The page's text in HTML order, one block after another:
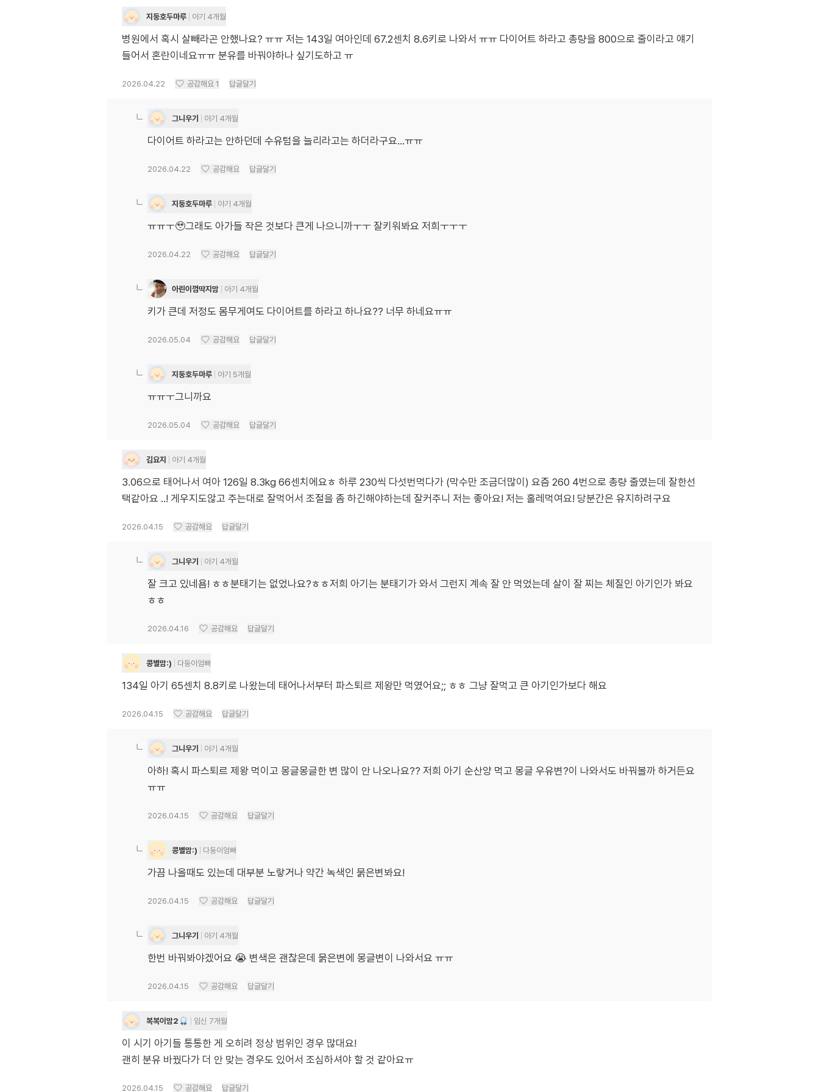
지둥호두마루 아기 4개월
병원에서 혹시 살빼라곤 안했나요? ㅠㅠ 저는 143일 여아인데 67.2센치 8.6키로 나와서 ㅠㅠ 다이어트 하라고 총량을 800으로 줄이라고 얘기
들어서 혼란이네요ㅠㅠ 분유를 바꿔야하나 싶기도하고 ㅠ
2026.04.22 공감해요 1 답글달기
그니우기 아기 4개월
다이어트 하라고는 안하던데 수유텀을 늘리라고는 하더라구요...ㅠㅠ
2026.04.22 공감해요 답글달기
지둥호두마루 아기 4개월
ㅠㅠㅜ🥹그래도 아가들 작은 것보다 큰게 나으니까ㅜㅜ 잘키워봐요 저희ㅜㅜㅜ
2026.04.22 공감해요 답글달기
아린이껌딱지맘 아기 4개월
키가 큰데 저정도 몸무게여도 다이어트를 하라고 하나요?? 너무 하네요ㅠㅠ
2026.05.04 공감해요 답글달기
지둥호두마루 아기 5개월
ㅠㅠㅜ그니까요
2026.05.04 공감해요 답글달기
김요지 아기 4개월
3.06으로 태어나서 여아 126일 8.3kg 66센치에요ㅎ 하루 230씩 다섯번먹다가 (막수만 조금더많이) 요즘 260 4번으로 총량 줄였는데 잘한선
2026.04.15 공감해요 답글달기
그니우기 아기 4개월
잘 크고 있네욤! ㅎㅎ분태기는 없었나요?ㅎㅎ저희 아기는 분태기가 와서 그런지 계속 잘 안 먹었는데 살이 잘 찌는 체질인 아기인가 봐요
ㅎㅎ
2026.04.16 공감해요 답글달기
콩별맘:) 다둥이엄빠
134일 아기 65센치 8.8키로 나왔는데 태어나서부터 파스퇴르 제왕만 먹였어요;; ㅎㅎ 그냥 잘먹고 큰 아기인가보다 해요
2026.04.15 공감해요 답글달기
그니우기 아기 4개월
아하! 혹시 파스퇴르 제왕 먹이고 몽글몽글한 변 많이 안 나오나요?? 저희 아기 순산양 먹고 몽글 우유변?이 나와서도 바꿔볼까 하거든요
ㅠㅠ
2026.04.15 공감해요 답글달기
콩별맘:) 다둥이엄빠
가끔 나올때도 있는데 대부분 노랗거나 약간 녹색인 묽은변봐요!
2026.04.15 공감해요 답글달기
그니우기 아기 4개월
한번 바꿔봐야겠어요 😭 변색은 괜찮은데 묽은변에 몽글변이 나와서요 ㅠㅠ
2026.04.15 공감해요 답글달기
복복이맘2 임신 7개월
이 시기 아기들 통통한 게 오히려 정상 범위인 경우 많대요!
괜히 분유 바꿨다가 더 안 맞는 경우도 있어서 조심하셔야 할 것 같아요ㅠ
2026.04.15 공감해요 답글달기